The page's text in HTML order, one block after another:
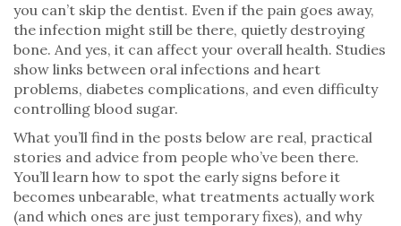
you can’t skip the dentist. Even if the pain goes away,
the infection might still be there, quietly destroying
bone. And yes, it can affect your overall health. Studies
show links between oral infections and heart
problems, diabetes complications, and even difficulty
controlling blood sugar.
What you’ll find in the posts below are real, practical
stories and advice from people who’ve been there.
You’ll learn how to spot the early signs before it
becomes unbearable, what treatments actually work
(and which ones are just temporary fixes), and why